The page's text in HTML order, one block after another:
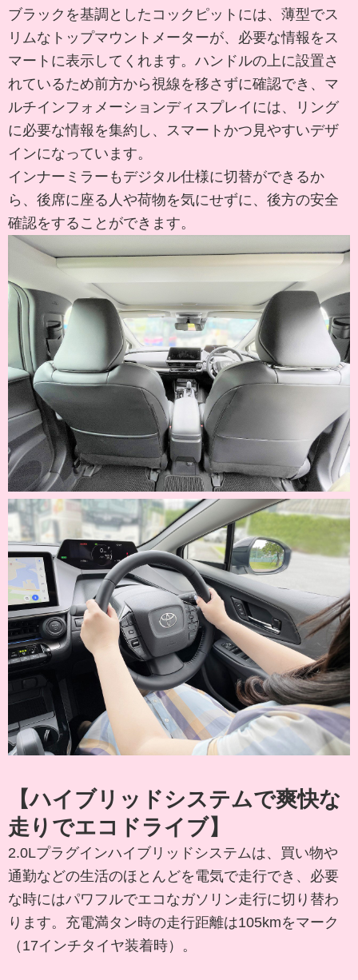
ブラックを基調としたコックピットには、薄型でス
リムなトップマウントメーターが、必要な情報をス
マートに表示してくれます。ハンドルの上に設置さ
れているため前方から視線を移さずに確認でき、マ
ルチインフォメーションディスプレイには、リング
に必要な情報を集約し、スマートかつ見やすいデザ
インになっています。
インナーミラーもデジタル仕様に切替ができるか
ら、後席に座る人や荷物を気にせずに、後方の安全
確認をすることができます。
【ハイブリッドシステムで爽快な
走りでエコドライブ】
2.0Lプラグインハイブリッドシステムは、買い物や
通勤などの生活のほとんどを電気で走行でき、必要
な時にはパワフルでエコなガソリン走行に切り替わ
ります。充電満タン時の走行距離は105kmをマーク
（17インチタイヤ装着時）。